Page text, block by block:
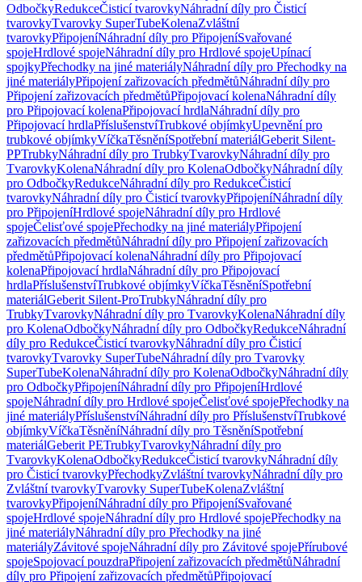
OdbočkyRedukceČisticí tvarovkyNáhradní díly pro Čisticí
tvarovkyTvarovky SuperTubeKolenaZvláštní
tvarovkyPřipojeníNáhradní díly pro PřipojeníSvařované
spojeHrdlové spojeNáhradní díly pro Hrdlové spojeUpínací
spojkyPřechodky na jiné materiályNáhradní díly pro Přechodky na
jiné materiályPřipojení zařizovacích předmětůNáhradní díly pro
Připojení zařizovacích předmětůPřipojovací kolenaNáhradní díly
pro Připojovací kolenaPřipojovací hrdlaNáhradní díly pro
Připojovací hrdlaPříslušenstvíTrubkové objímkyUpevnění pro
trubkové objímkyVíčkaTěsněníSpotřební materiálGeberit Silent-
PPTrubkyNáhradní díly pro TrubkyTvarovkyNáhradní díly pro
TvarovkyKolenaNáhradní díly pro KolenaOdbočkyNáhradní díly
pro OdbočkyRedukceNáhradní díly pro RedukceČisticí
tvarovkyNáhradní díly pro Čisticí tvarovkyPřipojeníNáhradní díly
pro PřipojeníHrdlové spojeNáhradní díly pro Hrdlové
spojeČelisťové spojePřechodky na jiné materiályPřipojení
zařizovacích předmětůNáhradní díly pro Připojení zařizovacích
předmětůPřipojovací kolenaNáhradní díly pro Připojovací
kolenaPřipojovací hrdlaNáhradní díly pro Připojovací
hrdlaPříslušenstvíTrubkové objímkyVíčkaTěsněníSpotřební
materiálGeberit Silent-ProTrubkyNáhradní díly pro
TrubkyTvarovkyNáhradní díly pro TvarovkyKolenaNáhradní díly
pro KolenaOdbočkyNáhradní díly pro OdbočkyRedukceNáhradní
díly pro RedukceČisticí tvarovkyNáhradní díly pro Čisticí
tvarovkyTvarovky SuperTubeNáhradní díly pro Tvarovky
SuperTubeKolenaNáhradní díly pro KolenaOdbočkyNáhradní díly
pro OdbočkyPřipojeníNáhradní díly pro PřipojeníHrdlové
spojeNáhradní díly pro Hrdlové spojeČelisťové spojePřechodky na
jiné materiályPříslušenstvíNáhradní díly pro PříslušenstvíTrubkové
objímkyVíčkaTěsněníNáhradní díly pro TěsněníSpotřební
materiálGeberit PETrubkyTvarovkyNáhradní díly pro
TvarovkyKolenaOdbočkyRedukceČisticí tvarovkyNáhradní díly
pro Čisticí tvarovkyPřechodkyZvláštní tvarovkyNáhradní díly pro
Zvláštní tvarovkyTvarovky SuperTubeKolenaZvláštní
tvarovkyPřipojeníNáhradní díly pro PřipojeníSvařované
spojeHrdlové spojeNáhradní díly pro Hrdlové spojePřechodky na
jiné materiályNáhradní díly pro Přechodky na jiné
materiályZávitové spojeNáhradní díly pro Závitové spojePřírubové
spojeSpojovací pouzdraPřipojení zařizovacích předmětůNáhradní
díly pro Připojení zařizovacích předmětůPřipojovací